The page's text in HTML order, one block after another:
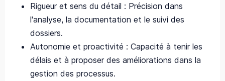
Rigueur et sens du détail : Précision dans
l'analyse, la documentation et le suivi des
dossiers.
Autonomie et proactivité : Capacité à tenir les
délais et à proposer des améliorations dans la
gestion des processus.